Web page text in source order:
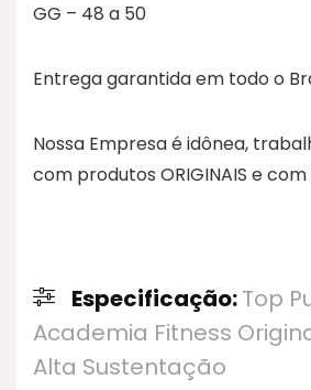
GG – 48 a 50
Entrega garantida em todo o
Nossa Empresa é idônea,
com produtos ORIGINAIS e com
Especificação:Top
Academia Fitness
Alta Sustentação